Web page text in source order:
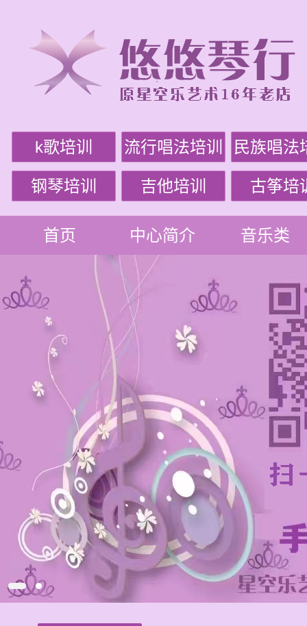
k歌培训 流行唱法培训 民族唱法
钢琴培训 吉他培训 古筝培
首页 中心简介 音乐类